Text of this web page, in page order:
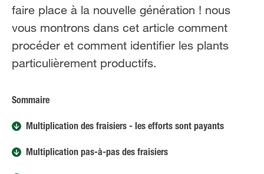
faire place à la nouvelle génération ! nous
vous montrons dans cet article comment
procéder et comment identifier les plants
particulièrement productifs.
Sommaire
Multiplication des fraisiers - les efforts sont payants
Multiplication pas-à-pas des fraisiers